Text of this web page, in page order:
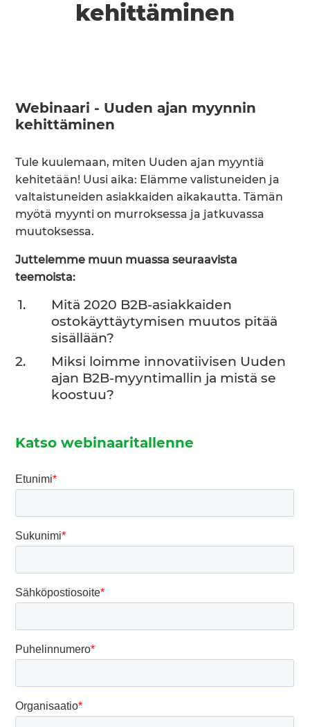
kehittäminen
Webinaari - Uuden ajan myynnin
kehittäminen
Tule kuulemaan, miten Uuden ajan myyntiä
kehitetään! Uusi aika: Elämme valistuneiden ja
valtaistuneiden asiakkaiden aikakautta. Tämän
myötä myynti on murroksessa ja jatkuvassa
muutoksessa.
Juttelemme muun muassa seuraavista
teemoista:
Mitä 2020 B2B-asiakkaiden
ostokäyttäytymisen muutos pitää
sisällään?
Miksi loimme innovatiivisen Uuden
ajan B2B-myyntimallin ja mistä se
koostuu?
Katso webinaaritallenne